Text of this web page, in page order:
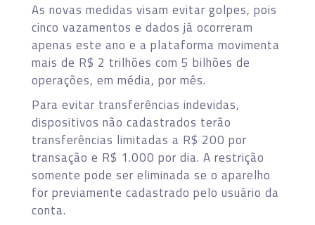
As novas medidas visam evitar golpes, pois
cinco vazamentos e dados já ocorreram
apenas este ano e a plataforma movimenta
mais de R$ 2 trilhões com 5 bilhões de
operações, em média, por mês.
Para evitar transferências indevidas,
dispositivos não cadastrados terão
transferências limitadas a R$ 200 por
transação e R$ 1.000 por dia. A restrição
somente pode ser eliminada se o aparelho
for previamente cadastrado pelo usuário da
conta.